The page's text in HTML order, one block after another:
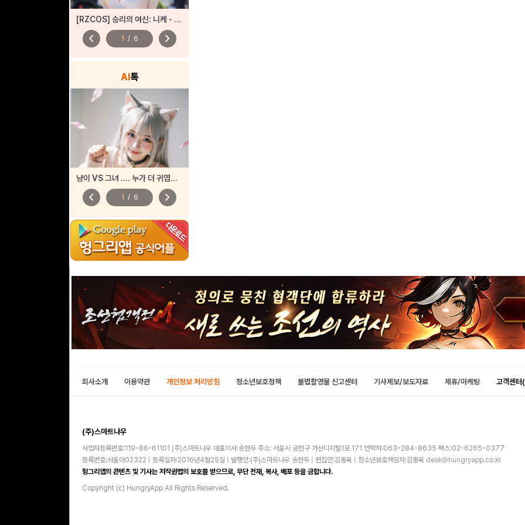
[RZCOS] 승리의 여신: 니케 - 헬름 '샹들리에 라이트' (Model. 나리땽)
chevron_left 1 / 6 chevron_right
AI톡
냥이 VS 그녀 .... 누가 더 귀엽나요?
chevron_left 1 / 6 chevron_right
회사소개 이용약관 개인정보 처리방침 청소년보호정책 불법촬영물 신고센터 기사제보/보도자료 제휴/마케팅 고객센
(주)스마트나우
사업자등록번호:119-86-61101 (주)스마트나우 대표이사:송현두 주소: 서울시 금천구 가산디지털1로 171 연락처:063-284-8635 팩스:02-6265-0377
등록번호:서울아02322 | 등록일자:2016년4월25일 | 발행인:(주)스마트나우 송현두 | 편집인:김동욱 | 청소년보호책임자:김동욱 desk@hungryapp.co.kr
헝그리앱의 콘텐츠 및 기사는 저작권법의 보호를 받으므로, 무단 전재, 복사, 배포 등을 금합니다.
Copyright (c) HungryApp All Rights Reserved.